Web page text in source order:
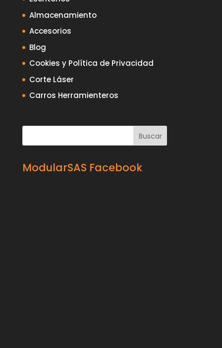
Almacenamiento
Accesorios
Blog
Cookies y Política de Privacidad
Corte Láser
Carros Herramienteros
ModularSAS Facebook